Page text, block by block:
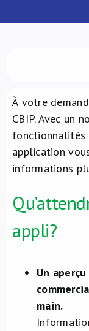
À propos de nous
NL
À votre
CBIP. Avec un
fonctionnalités
application
informations
appli?
Un
main.